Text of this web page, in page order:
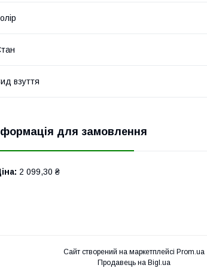
взуття
для замовлення
2 099,30 ₴
Сайт створений на маркетплейсі Prom.ua
Продавець на Bigl.ua